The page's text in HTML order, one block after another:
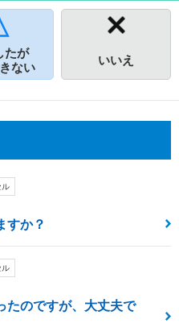
たが
ない
いいえ
ル
すか？
ル
たのですが、大丈夫で